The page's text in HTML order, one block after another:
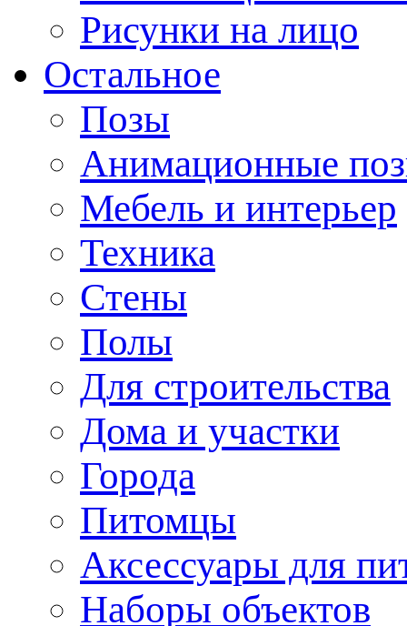
Рисунки на лицо
Остальное
Позы
Анимационные
Мебель и интерьер
Техника
Стены
Полы
Для строительства
Дома и участки
Города
Питомцы
Аксессуары для
Наборы объектов